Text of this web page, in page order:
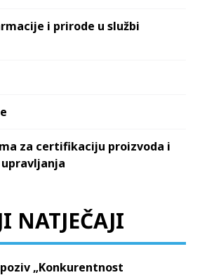
i prirode u službi
za certifikaciju proizvoda i
NATJEČAJI
„Konkurentnost